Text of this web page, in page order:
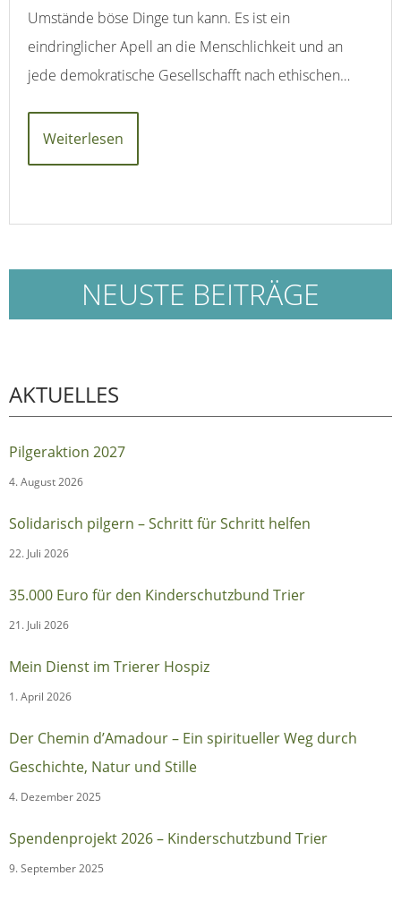
Umstände böse Dinge tun kann. Es ist ein
eindringlicher Apell an die Menschlichkeit und an
jede demokratische Gesellschafft nach ethischen…
Weiterlesen
NEUSTE BEITRÄGE
AKTUELLES
Pilgeraktion 2027
4. August 2026
Solidarisch pilgern – Schritt für Schritt helfen
22. Juli 2026
35.000 Euro für den Kinderschutzbund Trier
21. Juli 2026
Mein Dienst im Trierer Hospiz
1. April 2026
Der Chemin d’Amadour – Ein spiritueller Weg durch
Geschichte, Natur und Stille
4. Dezember 2025
Spendenprojekt 2026 – Kinderschutzbund Trier
9. September 2025